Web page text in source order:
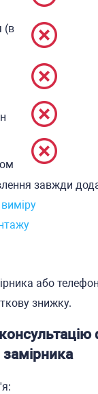
(в
завжди
виміру
або
знижку.